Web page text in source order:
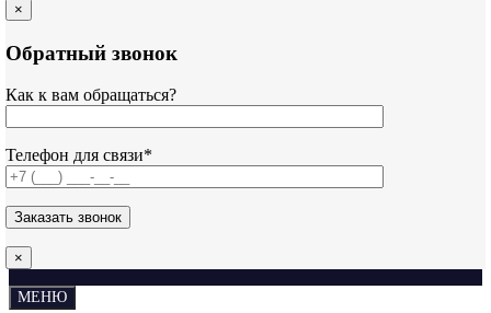
×
Обратный звонок
Как к вам обращаться?
Телефон для связи*
×
МЕНЮ